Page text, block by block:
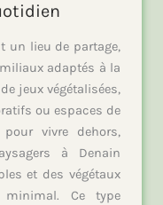
un lieu de partage,
adaptés à la
jeux végétalisées,
ou espaces de
vivre dehors,
à Denain
et des végétaux
Ce type